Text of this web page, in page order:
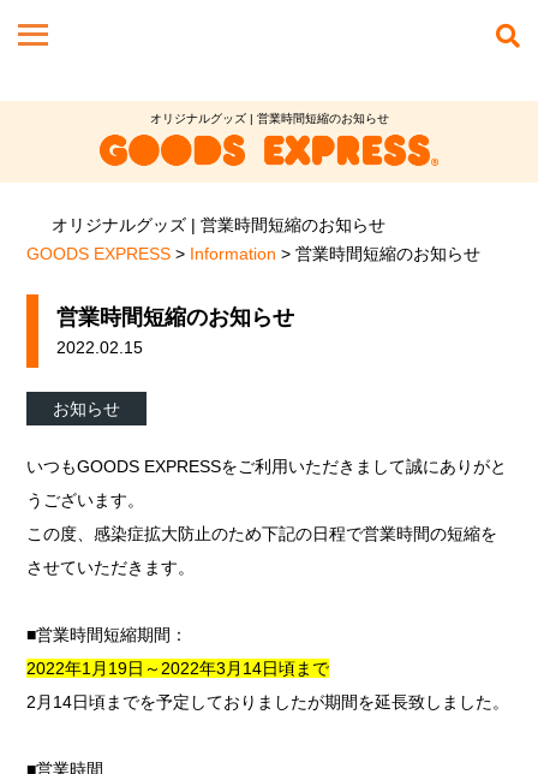
オリジナルグッズ | 営業時間短縮のお知らせ
オリジナルグッズ | 営業時間短縮のお知らせ
GOODS EXPRESS > Information >営業時間短縮のお知らせ
営業時間短縮のお知らせ
2022.02.15
お知らせ
いつもGOODS EXPRESSをご利用いただきまして誠にありがと
うございます。
この度、感染症拡大防止のため下記の日程で営業時間の短縮を
させていただきます。
■営業時間短縮期間：
2022年1月19日～2022年3月14日頃まで
2月14日頃までを予定しておりましたが期間を延長致しました。
■営業時間